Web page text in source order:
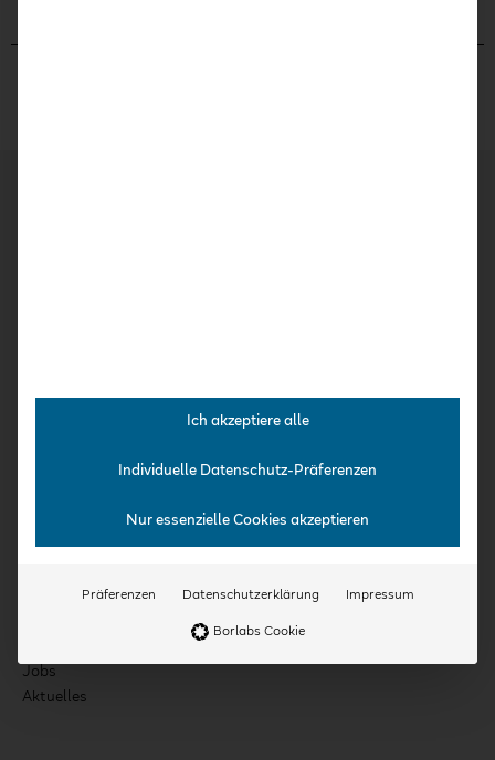
Über uns
Für Einrichtungen & Träger
Kooperationspartner
Jobs
Aktuelles
Ich akzeptiere alle
Individuelle Datenschutz-Präferenzen
Nur essenzielle Cookies akzeptieren
Präferenzen Datenschutzerklärung Impressum
Borlabs Cookie